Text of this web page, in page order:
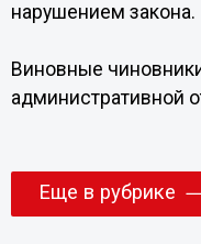
нарушением закона.
Виновные
административной
Еще в рубрике